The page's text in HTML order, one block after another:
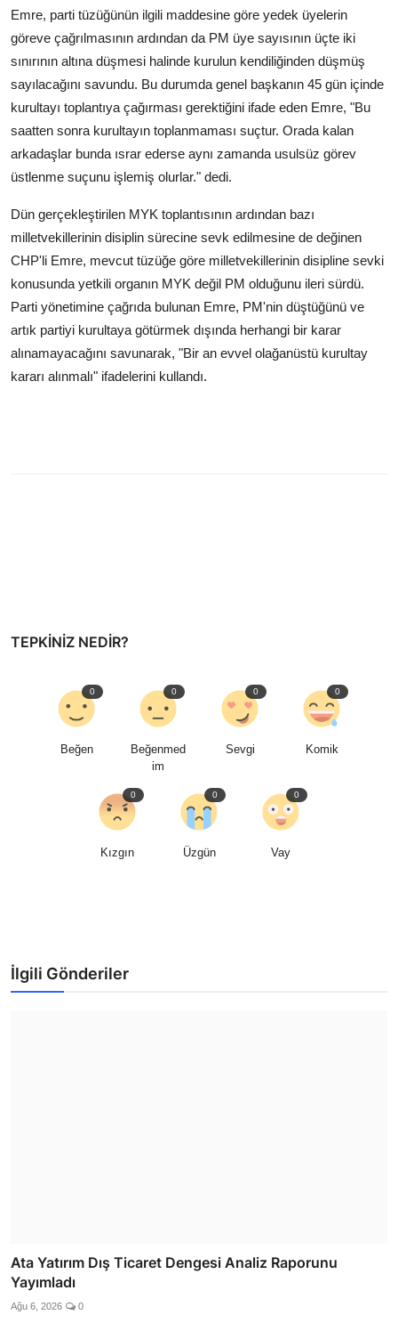
Teknoloji
Emre, parti tüzüğünün ilgili maddesine göre yedek üyelerin
göreve çağrılmasının ardından da PM üye sayısının üçte iki
sınırının altına düşmesi halinde kurulun kendiliğinden düşmüş
sayılacağını savundu. Bu durumda genel başkanın 45 gün içinde
kurultayı toplantıya çağırması gerektiğini ifade eden Emre, "Bu
saatten sonra kurultayın toplanmaması suçtur. Orada kalan
arkadaşlar bunda ısrar ederse aynı zamanda usulsüz görev
üstlenme suçunu işlemiş olurlar." dedi.
Dün gerçekleştirilen MYK toplantısının ardından bazı
milletvekillerinin disiplin sürecine sevk edilmesine de değinen
CHP'li Emre, mevcut tüzüğe göre milletvekillerinin disipline sevki
konusunda yetkili organın MYK değil PM olduğunu ileri sürdü.
Parti yönetimine çağrıda bulunan Emre, PM'nin düştüğünü ve
artık partiyi kurultaya götürmek dışında herhangi bir karar
alınamayacağını savunarak, "Bir an evvel olağanüstü kurultay
kararı alınmalı" ifadelerini kullandı.
TEPKINIZ NEDIR?
Beğen
0
Beğenmed
im
0
Sevgi
0
Komik
0
Kızgın
0
Üzgün
0
Vay
0
İlgili Gönderiler
Ata Yatırım Dış Ticaret Dengesi Analiz Raporunu
Yayımladı
Ağu 6, 2026 0